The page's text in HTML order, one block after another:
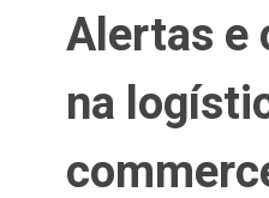
Alertas e
na